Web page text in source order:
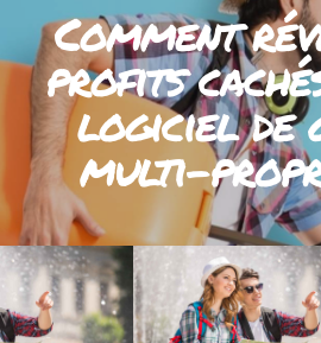
Comment
profits
logiciel de
multi-